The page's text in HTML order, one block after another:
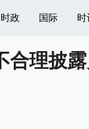
时政 国际 时
合理披